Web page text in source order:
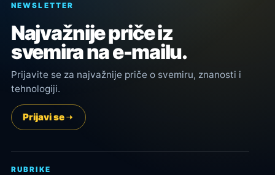
NEWSLETTER
Najvažnije priče iz
svemira na e-mailu.
Prijavite se za najvažnije priče o svemiru, znanosti i
tehnologiji.
Prijavi se
RUBRIKE